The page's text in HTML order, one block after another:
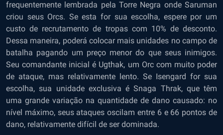
frequentemente lembrada pela Torre Negra onde Saruman
criou seus Orcs. Se esta for sua escolha, espere por um
custo de recrutamento de tropas com 10% de desconto.
Dessa maneira, poderá colocar mais unidades no campo de
batalha pagando um preço menor do que seus inimigos.
Seu comandante inicial é Ugthak, um Orc com muito poder
de ataque, mas relativamente lento. Se Isengard for sua
escolha, sua unidade exclusiva é Snaga Thrak, que têm
uma grande variação na quantidade de dano causado: no
nível máximo, seus ataques oscilam entre 6 e 66 pontos de
dano, relativamente difícil de ser dominada.